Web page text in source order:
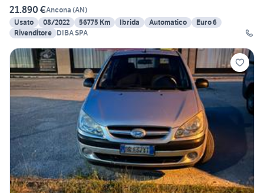
21.890 €Ancona (AN)
Usato
08/2022 56775 Km Ibrida Automatico
Euro 6
Rivenditore DIBA SPA